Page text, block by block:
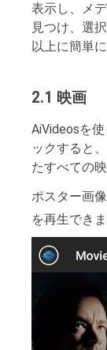
表示し、メ
見つけ、選
以上に簡単
2.1 映画
AiVideosを使
ックすると
たすべての
ポスター画像
を再生できま